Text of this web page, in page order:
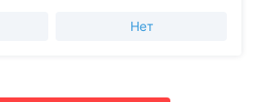
Нет